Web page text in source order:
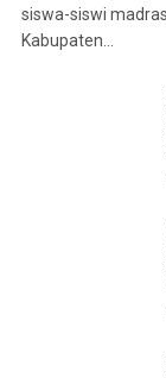
siswa-siswi
Kabupaten…